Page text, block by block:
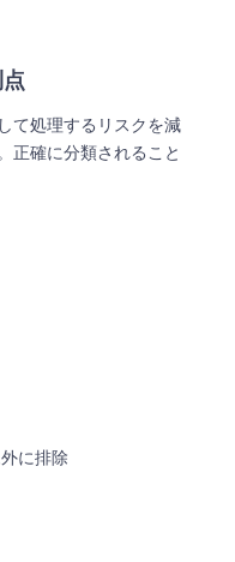
て処理するリスクを減
正確に分類されること
に排除